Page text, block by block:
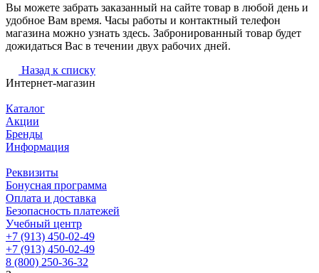
Вы можете забрать заказанный на сайте товар в любой день и
удобное Вам время. Часы работы и контактный телефон
магазина можно узнать здесь. Забронированный товар будет
дожидаться Вас в течении двух рабочих дней.
Назад к списку
Интернет-магазин
Каталог
Акции
Бренды
Информация
Реквизиты
Бонусная программа
Оплата и доставка
Безопасность платежей
Учебный центр
+7 (913) 450-02-49
+7 (913) 450-02-49
8 (800) 250-36-32